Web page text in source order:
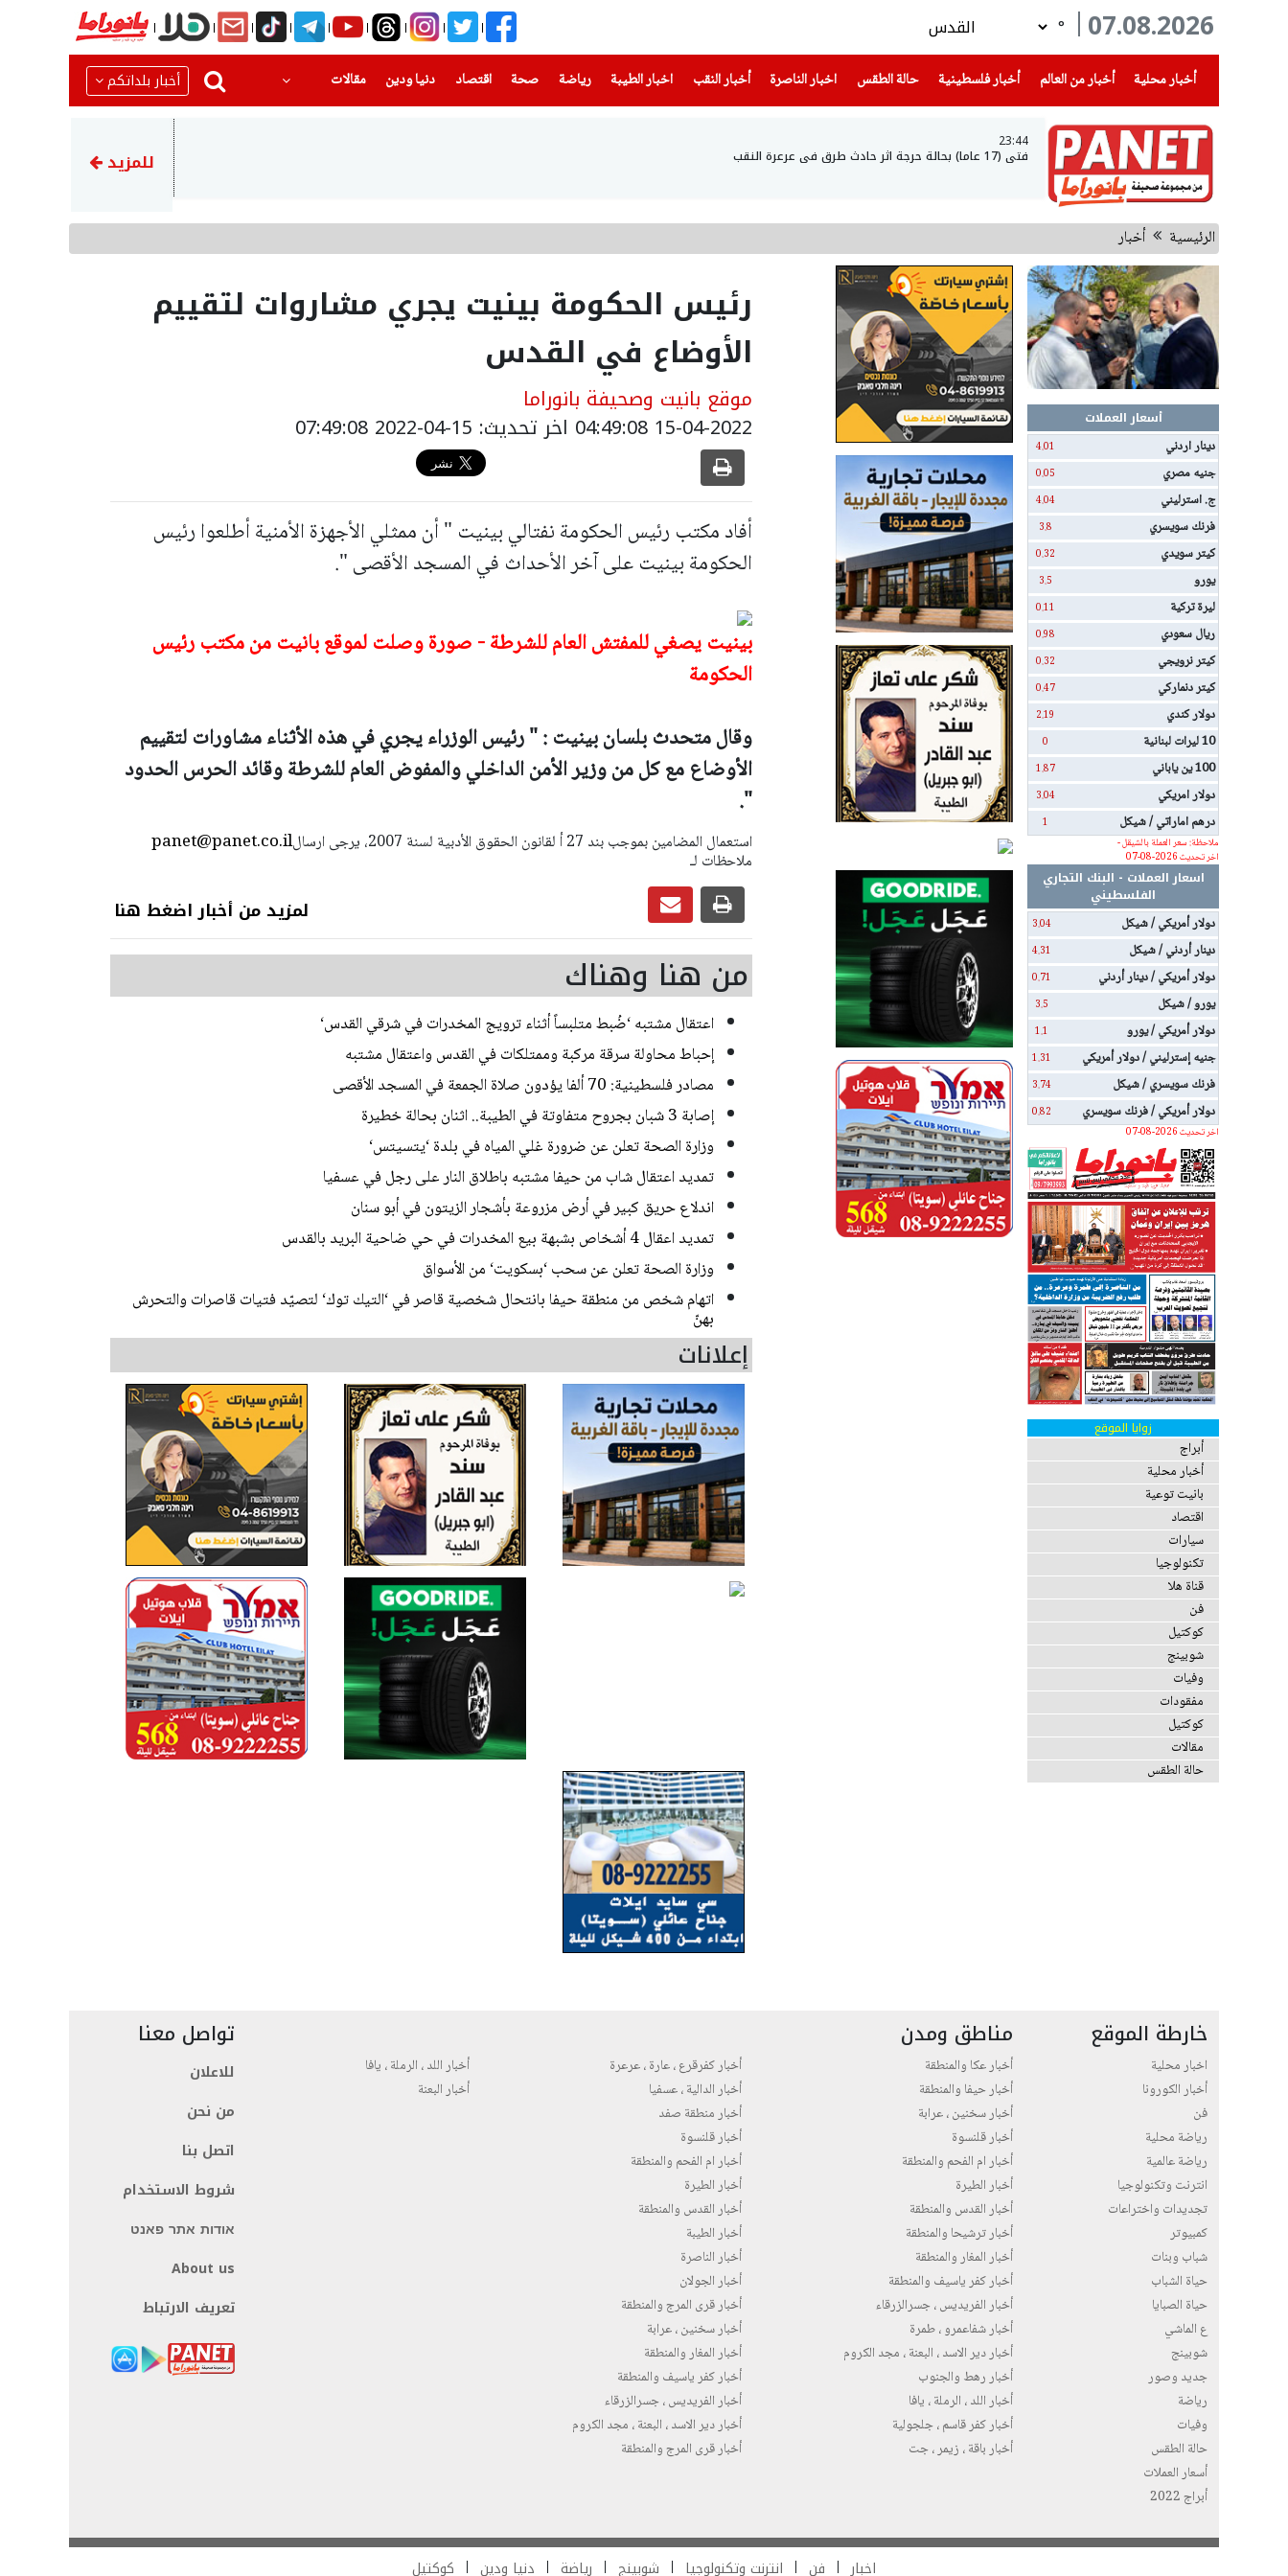
07.08.2026
°
أخبار محلية
(current) أخبار من العالم أخبار فلسطينية(current) حالة الطقس اخبار الناصرة
(current) أخبار النقب اخبار الطيبة(current) رياضة
(current) صحة(current) اقتصاد دنيا ودين
(current) مقالات أخبار بلداتكم
23:44
فتى (17 عاما) بحالة حرجة اثر حادث طرق في عرعرة النقب اتهام توني مهاجم الأهلي
للمزيد
الرئيسية أخبار
أسعار العملات
دينار اردني
4.01
جنيه مصري 0.05
ج. استرليني 4.04
فرنك سويسري 3.8
كيتر سويدي 0.32
يورو 3.5
ليرة تركية 0.11
ريال سعودي 0.98
كيتر نرويجي 0.32
كيتر دنماركي 0.47
دولار كندي 2.19
10 ليرات لبنانية 0
100 ين ياباني 1.87
دولار امريكي 3.04
درهم اماراتي / شيكل
1
ملاحظة: سعر العملة بالشيقل -
اخر تحديث 2026-08-07
اسعار العملات - البنك التجاري
الفلسطيني
دولار أمريكي / شيكل
3.04
دينار أردني / شيكل 4.31
دولار أمريكي / دينار أردني 0.71
يورو / شيكل 3.5
دولار أمريكي / يورو 1.1
جنيه إسترليني / دولار أمريكي 1.31
فرنك سويسري / شيكل 3.74
دولار أمريكي / فرنك سويسري
0.82
اخر تحديث 2026-08-07
زوايا الموقع
أبراج
أخبار محلية
بانيت توعية
اقتصاد
سيارات
تكنولوجيا
قناة هلا
فن
كوكتيل
شوبينج
وفيات
مفقودات
كوكتيل
مقالات
حالة الطقس
رئيس الحكومة بينيت يجري مشاروات لتقييم
الأوضاع في القدس
موقع بانيت وصحيفة بانوراما
15-04-2022 04:49:08 اخر تحديث: 15-04-2022 07:49:08
أفاد مكتب رئيس الحكومة نفتالي بينيت " أن ممثلي الأجهزة الأمنية أطلعوا رئيس
الحكومة بينيت على آخر الأحداث في المسجد الأقصى ".
بينيت يصغي للمفتش العام للشرطة - صورة وصلت لموقع بانيت من مكتب رئيس
الحكومة
وقال متحدث بلسان بينيت : " رئيس الوزراء يجري في هذه الأثناء مشاورات لتقييم
الأوضاع مع كل من وزير الأمن الداخلي والمفوض العام للشرطة وقائد الحرس الحدود
".
panet@panet.co.ilاستعمال المضامين بموجب بند 27 أ لقانون الحقوق الأدبية لسنة 2007، يرجى ارسال
ملاحظات لـ
لمزيد من أخبار اضغط هنا
من هنا وهناك
اعتقال مشتبه ‘ضُبط متلبساً أثناء ترويج المخدرات في شرقي القدس‘
إحباط محاولة سرقة مركبة وممتلكات في القدس واعتقال مشتبه
مصادر فلسطينية: 70 ألفا يؤدون صلاة الجمعة في المسجد الأقصى
إصابة 3 شبان بجروح متفاوتة في الطيبة.. اثنان بحالة خطيرة
وزارة الصحة تعلن عن ضرورة غلي المياه في بلدة ‘يتسيتس‘
تمديد اعتقال شاب من حيفا مشتبه باطلاق النار على رجل في عسفيا
اندلاع حريق كبير في أرض مزروعة بأشجار الزيتون في أبو سنان
تمديد اعقال 4 أشخاص بشبهة بيع المخدرات في حي ضاحية البريد بالقدس
وزارة الصحة تعلن عن سحب ‘بسكويت‘ من الأسواق
اتهام شخص من منطقة حيفا بانتحال شخصية قاصر في ‘التيك توك‘ لتصيّد فتيات قاصرات والتحرش
بهنّ
إعلانات
خارطة الموقع
اخبار محلية
أخبار الكورونا
فن
رياضة محلية
رياضة عالمية
انترنت وتكنولوجيا
تجديدات واختراعات
كمبيوتر
شباب وبنات
حياة الشباب
حياة الصبايا
ع الماشي
شوبينج
جديد وصور
رياضة
وفيات
حالة الطقس
أسعار العملات
أبراج 2022
مناطق ومدن
أخبار عكا والمنطقة
أخبار حيفا والمنطقة
أخبار سخنين ، عرابة
أخبار قلنسوة
أخبار ام الفحم والمنطقة
أخبار الطيرة
أخبار القدس والمنطقة
أخبار ترشيحا والمنطقة
أخبار المغار والمنطقة
أخبار كفر ياسيف والمنطقة
أخبار الفريديس ، جسرالزرقاء
أخبار شفاعمرو ، طمرة
أخبار دير الاسد ، البعنة ، مجد الكروم
أخبار رهط والجنوب
أخبار اللد ، الرملة ، يافا
أخبار كفر قاسم ، جلجولية
أخبار باقة ، زيمر ، جت
أخبار كفرقرع ، عارة ، عرعرة
أخبار الدالية ، عسفيا
أخبار منطقة صفد
أخبار قلنسوة
أخبار ام الفحم والمنطقة
أخبار الطيرة
أخبار القدس والمنطقة
أخبار الطيبة
أخبار الناصرة
أخبار الجولان
أخبار قرى المرج والمنطقة
أخبار سخنين ، عرابة
أخبار المغار والمنطقة
أخبار كفر ياسيف والمنطقة
أخبار الفريديس ، جسرالزرقاء
أخبار دير الاسد ، البعنة ، مجد الكروم
أخبار قرى المرج والمنطقة
أخبار اللد ، الرملة ، يافا
أخبار البعنة
تواصل معنا
للاعلان
من نحن
اتصل بنا
شروط الاستخدام
אודות אתר פאנט
About us
تعريف الارتباط
اخبار فن انترنت وتكنولوجيا شوبينج رياضة دنيا ودين كوكتيل